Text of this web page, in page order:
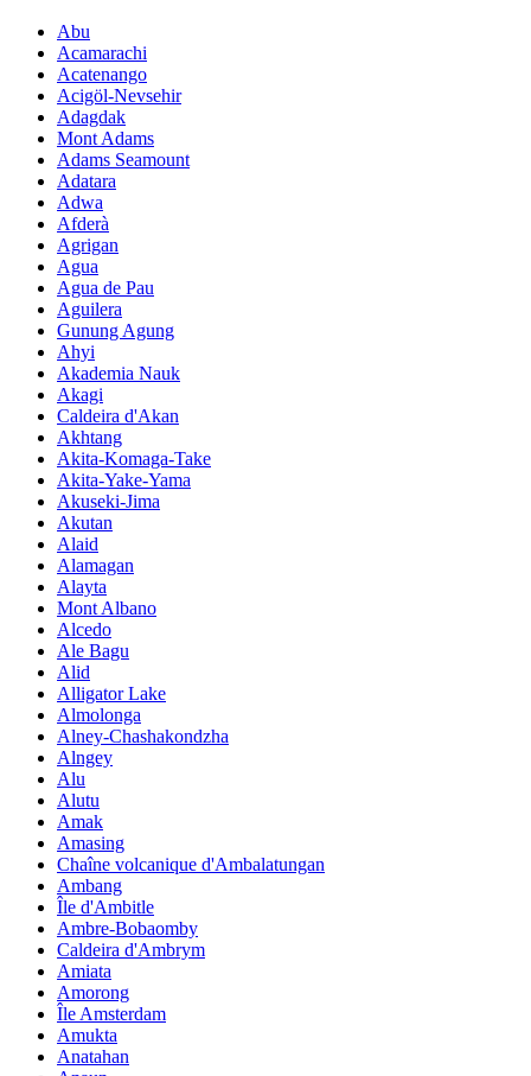
Abu
Acamarachi
Acatenango
Acigöl-Nevsehir
Adagdak
Mont Adams
Adams Seamount
Adatara
Adwa
Afderà
Agrigan
Agua
Agua de Pau
Aguilera
Gunung Agung
Ahyi
Akademia Nauk
Akagi
Caldeira d'Akan
Akhtang
Akita-Komaga-Take
Akita-Yake-Yama
Akuseki-Jima
Akutan
Alaid
Alamagan
Alayta
Mont Albano
Alcedo
Ale Bagu
Alid
Alligator Lake
Almolonga
Alney-Chashakondzha
Alngey
Alu
Alutu
Amak
Amasing
Chaîne volcanique d'Ambalatungan
Ambang
Île d'Ambitle
Ambre-Bobaomby
Caldeira d'Ambrym
Amiata
Amorong
Île Amsterdam
Amukta
Anatahan